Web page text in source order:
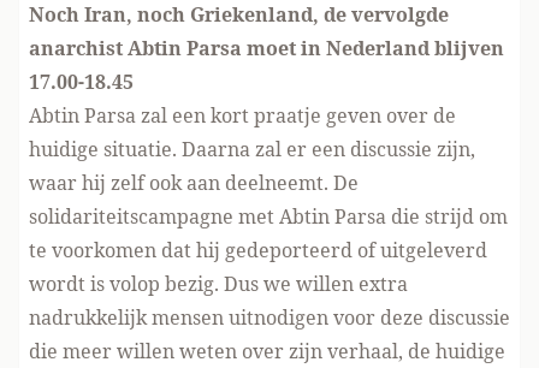
Noch Iran, noch Griekenland, de vervolgde
anarchist Abtin Parsa moet in Nederland blijven
17.00-18.45
Abtin Parsa zal een kort praatje geven over de
huidige situatie. Daarna zal er een discussie zijn,
waar hij zelf ook aan deelneemt. De
solidariteitscampagne met Abtin Parsa die strijd om
te voorkomen dat hij gedeporteerd of uitgeleverd
wordt is volop bezig. Dus we willen extra
nadrukkelijk mensen uitnodigen voor deze discussie
die meer willen weten over zijn verhaal, de huidige